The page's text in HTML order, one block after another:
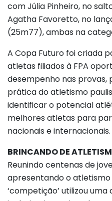
com Júlia Pinheiro, no
Agatha Favoretto, no
(25m77), ambas na
A Copa Futuro foi criada
atletas filiados à FPA
desempenho nas provas,
prática do atletismo
identificar o potencial
melhores atletas para
nacionais e internacionais.
BRINCANDO DE
Reunindo centenas de
apresentando o atletismo
‘competição’ utilizou